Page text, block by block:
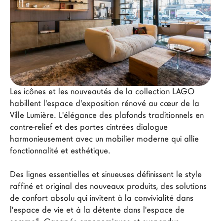
Architectes
LAGO Homes
News
Press
Catalogues
Contacts
Language
Les icônes et les nouveautés de la collection LAGO
habillent l'espace d'exposition rénové au cœur de la
Ville Lumière. L'élégance des plafonds traditionnels en
contre-relief et des portes cintrées dialogue
harmonieusement avec un mobilier moderne qui allie
fonctionnalité et esthétique.
Des lignes essentielles et sinueuses définissent le style
raffiné et original des nouveaux produits, des solutions
de confort absolu qui invitent à la convivialité dans
l'espace de vie et à la détente dans l'espace de